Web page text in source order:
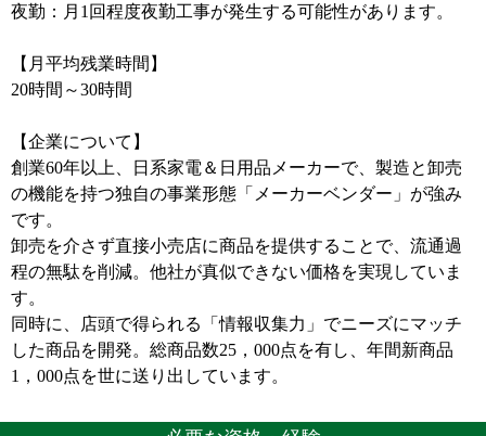
夜勤：月1回程度夜勤工事が発生する可能性があります。
【月平均残業時間】
20時間～30時間
【企業について】
創業60年以上、日系家電＆日用品メーカーで、製造と卸売
の機能を持つ独自の事業形態「メーカーベンダー」が強み
です。
卸売を介さず直接小売店に商品を提供することで、流通過
程の無駄を削減。他社が真似できない価格を実現していま
す。
同時に、店頭で得られる「情報収集力」でニーズにマッチ
した商品を開発。総商品数25，000点を有し、年間新商品
1，000点を世に送り出しています。